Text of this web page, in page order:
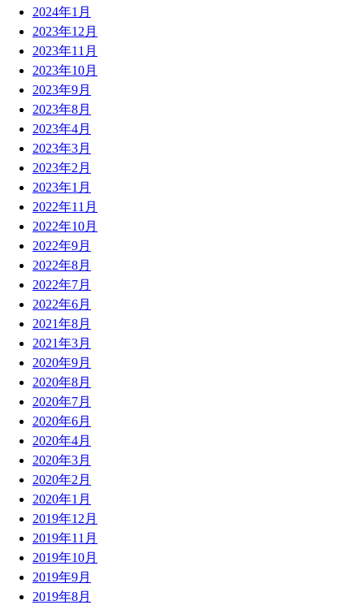
2024年1月
2023年12月
2023年11月
2023年10月
2023年9月
2023年8月
2023年4月
2023年3月
2023年2月
2023年1月
2022年11月
2022年10月
2022年9月
2022年8月
2022年7月
2022年6月
2021年8月
2021年3月
2020年9月
2020年8月
2020年7月
2020年6月
2020年4月
2020年3月
2020年2月
2020年1月
2019年12月
2019年11月
2019年10月
2019年9月
2019年8月